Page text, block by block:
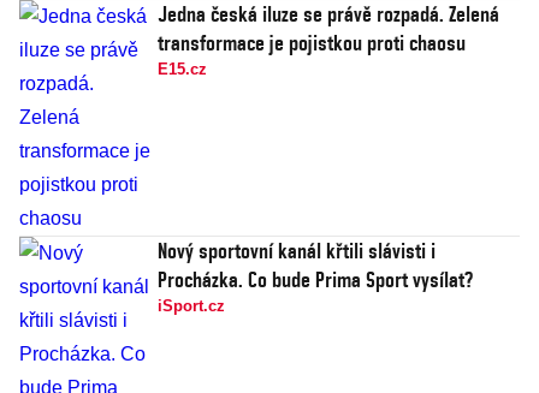
Jedna česká iluze se právě rozpadá. Zelená
transformace je pojistkou proti chaosu
E15.cz
Nový sportovní kanál křtili slávisti i
Procházka. Co bude Prima Sport vysílat?
iSport.cz